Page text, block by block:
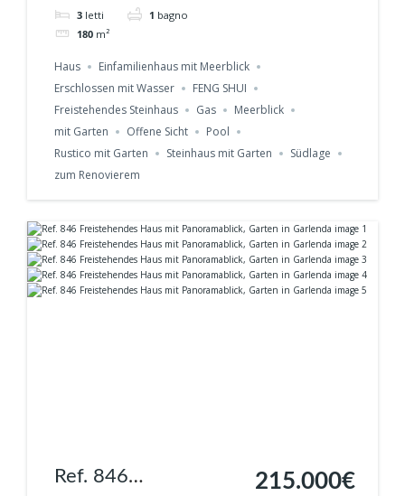
3 letti 1 bagno
180 m²
Haus
Einfamilienhaus mit Meerblick
Erschlossen mit Wasser
FENG SHUI
Freistehendes Steinhaus
Gas
Meerblick
mit Garten
Offene Sicht
Pool
Rustico mit Garten
Steinhaus mit Garten
Südlage
zum Renovierem
Ref. 846
215.000€